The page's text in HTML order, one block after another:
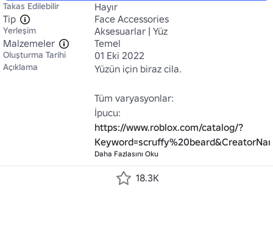
Takas Edilebilir
Hayır
Tip
Face Accessories
Yerleşim
Aksesuarlar | Yüz
Malzemeler
Temel
Oluşturma Tarihi 01 Eki 2022
Açıklama Yüzün için biraz cila.
Tüm varyasyonlar:
https://www.roblox.com/catalog/?
Daha Fazlasını Oku
18.3K